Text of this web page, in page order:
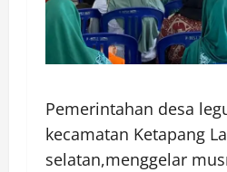
Pemerintahan desa
kecamatan Ketapang
selatan,menggelar